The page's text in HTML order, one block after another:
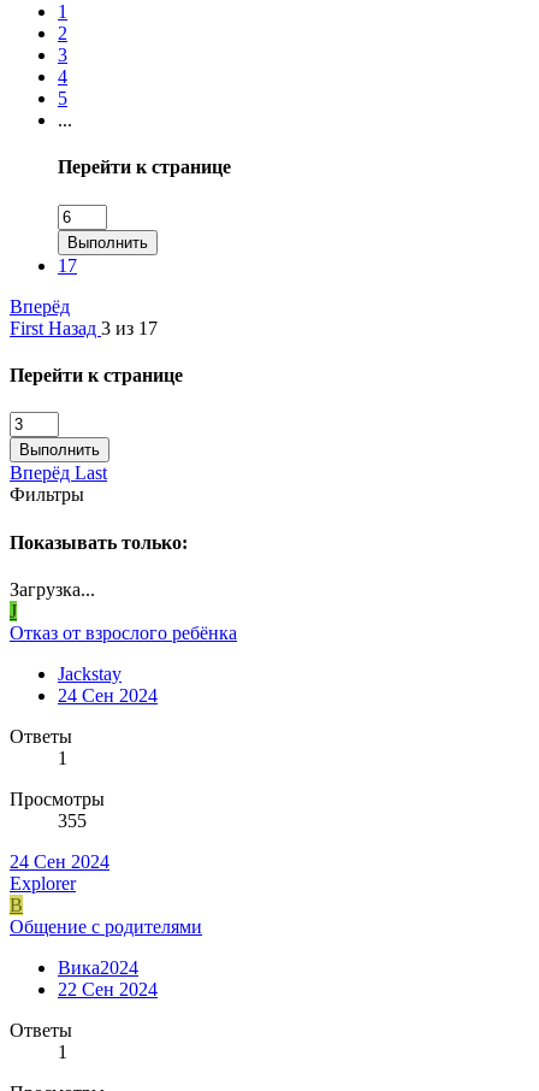
1
2
3
4
5
...
Перейти к странице
Выполнить
17
Вперёд
First Назад 3 из 17
Перейти к странице
Выполнить
Вперёд Last
Фильтры
Показывать только:
Загрузка...
J
Отказ от взрослого ребёнка
Jackstay
24 Сен 2024
Ответы
1
Просмотры
355
24 Сен 2024
Explorer
В
Общение с родителями
Вика2024
22 Сен 2024
Ответы
1